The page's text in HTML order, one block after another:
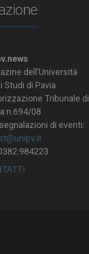
dell’Università
Studi di Pavia
Tribunale di
n.694/08
di eventi: